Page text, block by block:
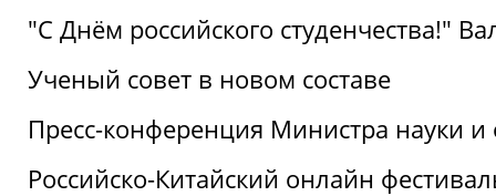
"С Днём российского студенчества!"
Ученый совет в новом составе
Пресс-конференция Министра науки
Российско-Китайский онлайн